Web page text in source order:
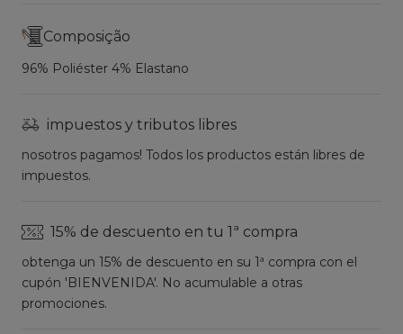
Composição
96% Poliéster 4% Elastano
impuestos y tributos libres
nosotros pagamos! Todos los productos están libres de
impuestos.
15% de descuento en tu 1ª compra
obtenga un 15% de descuento en su 1ª compra con el
cupón 'BIENVENIDA'. No acumulable a otras
promociones.